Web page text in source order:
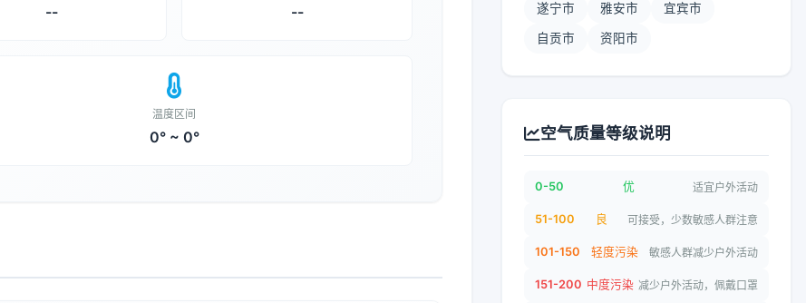
-- --
温度区间
0° ~ 0°
遂宁市 雅安市 宜宾市
自贡市 资阳市
空气质量等级说明
0-50 优 适宜户外活动
51-100 良 可接受，少数敏感人群注意
101-150 轻度污染 敏感人群减少户外活动
151-200 中度污染 减少户外活动，佩戴口罩